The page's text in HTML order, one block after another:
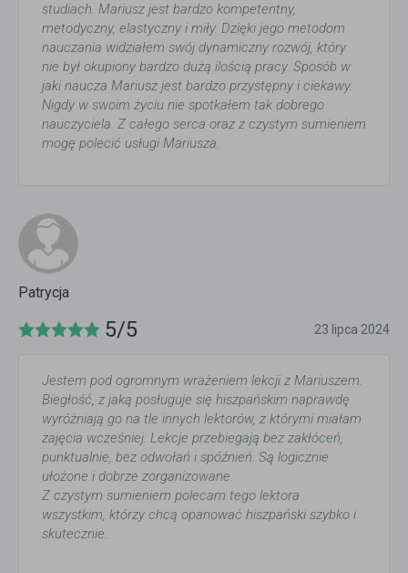
studiach. Mariusz jest bardzo kompetentny,
metodyczny, elastyczny i miły. Dzięki jego metodom
nauczania widziałem swój dynamiczny rozwój, który
nie był okupiony bardzo dużą ilością pracy. Sposób w
jaki naucza Mariusz jest bardzo przystępny i ciekawy.
Nigdy w swoim życiu nie spotkałem tak dobrego
nauczyciela. Z całego serca oraz z czystym sumieniem
mogę polecić usługi Mariusza.
Patrycja
5/5 23 lipca 2024
Jestem pod ogromnym wrażeniem lekcji z Mariuszem.
Biegłość, z jaką posługuje się hiszpańskim naprawdę
wyróżniają go na tle innych lektorów, z którymi miałam
zajęcia wcześniej. Lekcje przebiegają bez zakłóceń,
punktualnie, bez odwołań i spóźnień. Są logicznie
ułożone i dobrze zorganizowane.
Z czystym sumieniem polecam tego lektora
wszystkim, którzy chcą opanować hiszpański szybko i
skutecznie.